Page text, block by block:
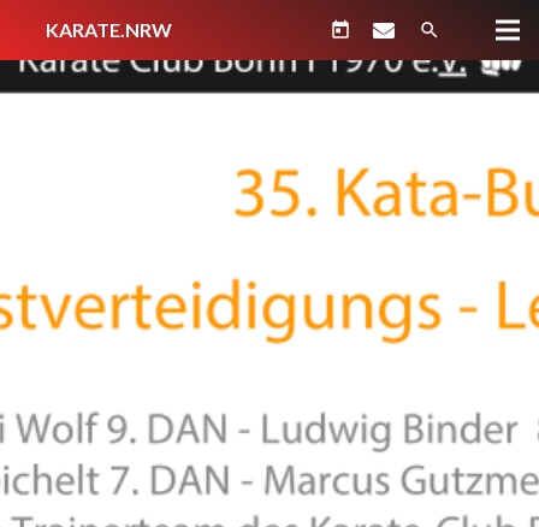
KARATE.NRW today search